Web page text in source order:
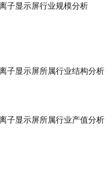
子显示屏行业规模分析
子显示屏所属行业结构分析
子显示屏所属行业产值分析